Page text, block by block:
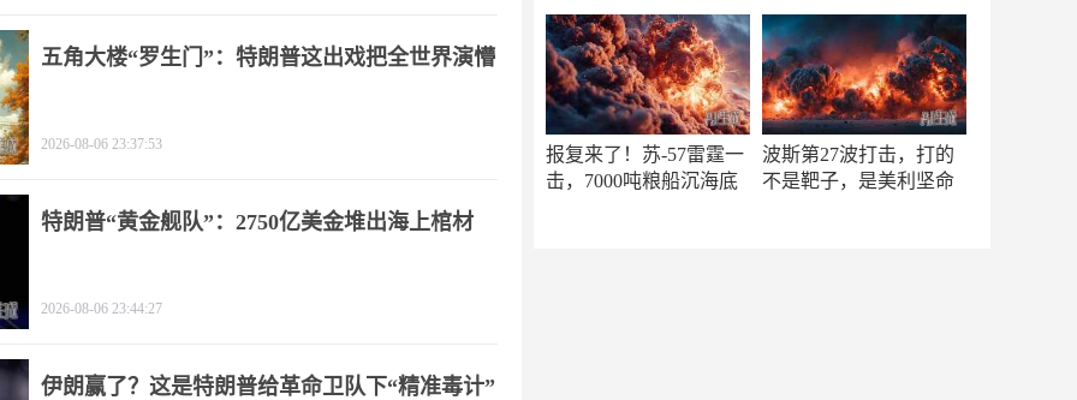
报复来了！苏-57雷霆一
击，7000吨粮船沉海底
波斯第27波打击，打的
不是靶子，是美利坚命
五角大楼“罗生门”：特朗普这出戏把全世界演懵
2026-08-06 23:37:53
特朗普“黄金舰队”：2750亿美金堆出海上棺材
2026-08-06 23:44:27
伊朗赢了？这是特朗普给革命卫队下“精准毒计”